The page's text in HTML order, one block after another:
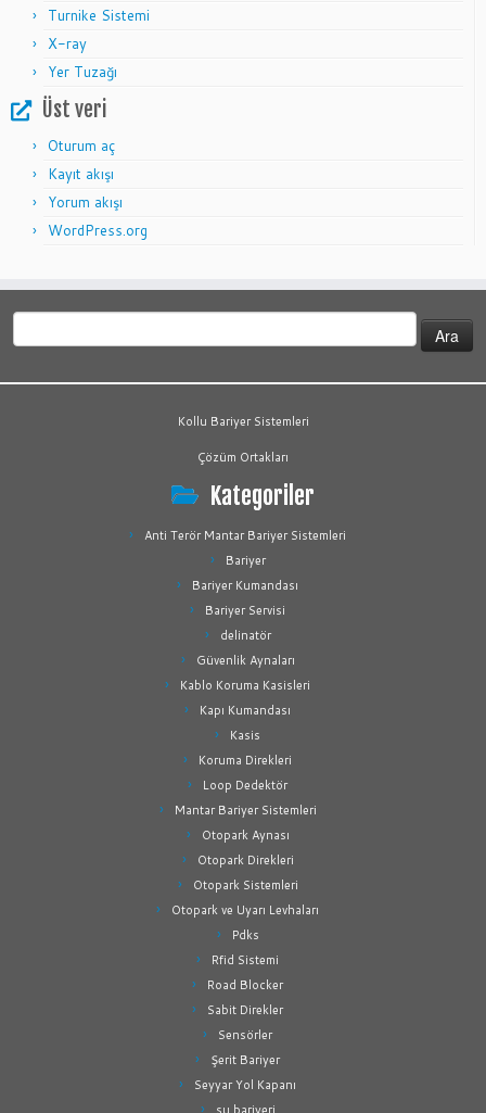
Turnike Sistemi
X-ray
Yer Tuzağı
Üst veri
Oturum aç
Kayıt akışı
Yorum akışı
WordPress.org
Kollu Bariyer Sistemleri
Çözüm Ortakları
Kategoriler
Anti Terör Mantar Bariyer Sistemleri
Bariyer
Bariyer Kumandası
Bariyer Servisi
delinatör
Güvenlik Aynaları
Kablo Koruma Kasisleri
Kapı Kumandası
Kasis
Koruma Direkleri
Loop Dedektör
Mantar Bariyer Sistemleri
Otopark Aynası
Otopark Direkleri
Otopark Sistemleri
Otopark ve Uyarı Levhaları
Pdks
Rfid Sistemi
Road Blocker
Sabit Direkler
Sensörler
Şerit Bariyer
Seyyar Yol Kapanı